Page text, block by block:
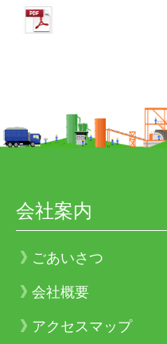
会社案内
ごあいさつ
会社概要
アクセスマップ